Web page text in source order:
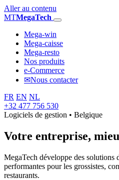
Aller au contenu
MTMegaTech
Mega-win
Mega-caisse
Mega-resto
Nos produits
e-Commerce
✉Nous contacter
FR EN NL
+32 477 756 530
Logiciels de gestion • Belgique
Votre entreprise,
MegaTech développe des solutions
performantes pour les grossistes,
restaurants.